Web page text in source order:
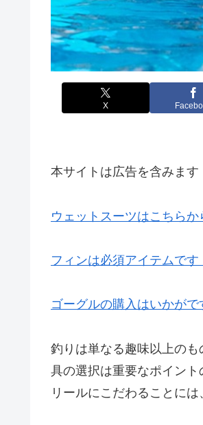
X
本サイトは広告を含みます
ウェットスーツはこちらか
フィンは必須アイテムです
ゴーグルの購入はいかがで
釣りは単なる趣味以上の
具の選択は重要なポイン
リールにこだわることに